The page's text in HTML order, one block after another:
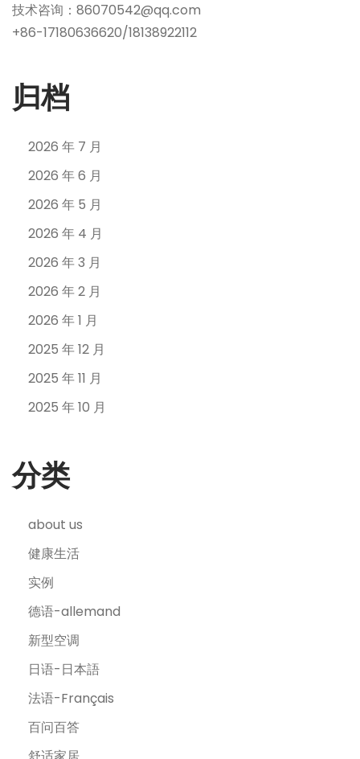
技术咨询：86070542@qq.com
+86-17180636620/18138922112
归档
2026 年 7 月
2026 年 6 月
2026 年 5 月
2026 年 4 月
2026 年 3 月
2026 年 2 月
2026 年 1 月
2025 年 12 月
2025 年 11 月
2025 年 10 月
分类
about us
健康生活
实例
德语-allemand
新型空调
日语-日本語
法语-Français
百问百答